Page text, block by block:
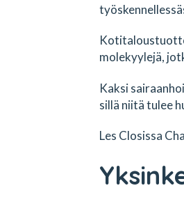
molekyylejä,
Kaksi
sillä niitä tulee
Les Closissa